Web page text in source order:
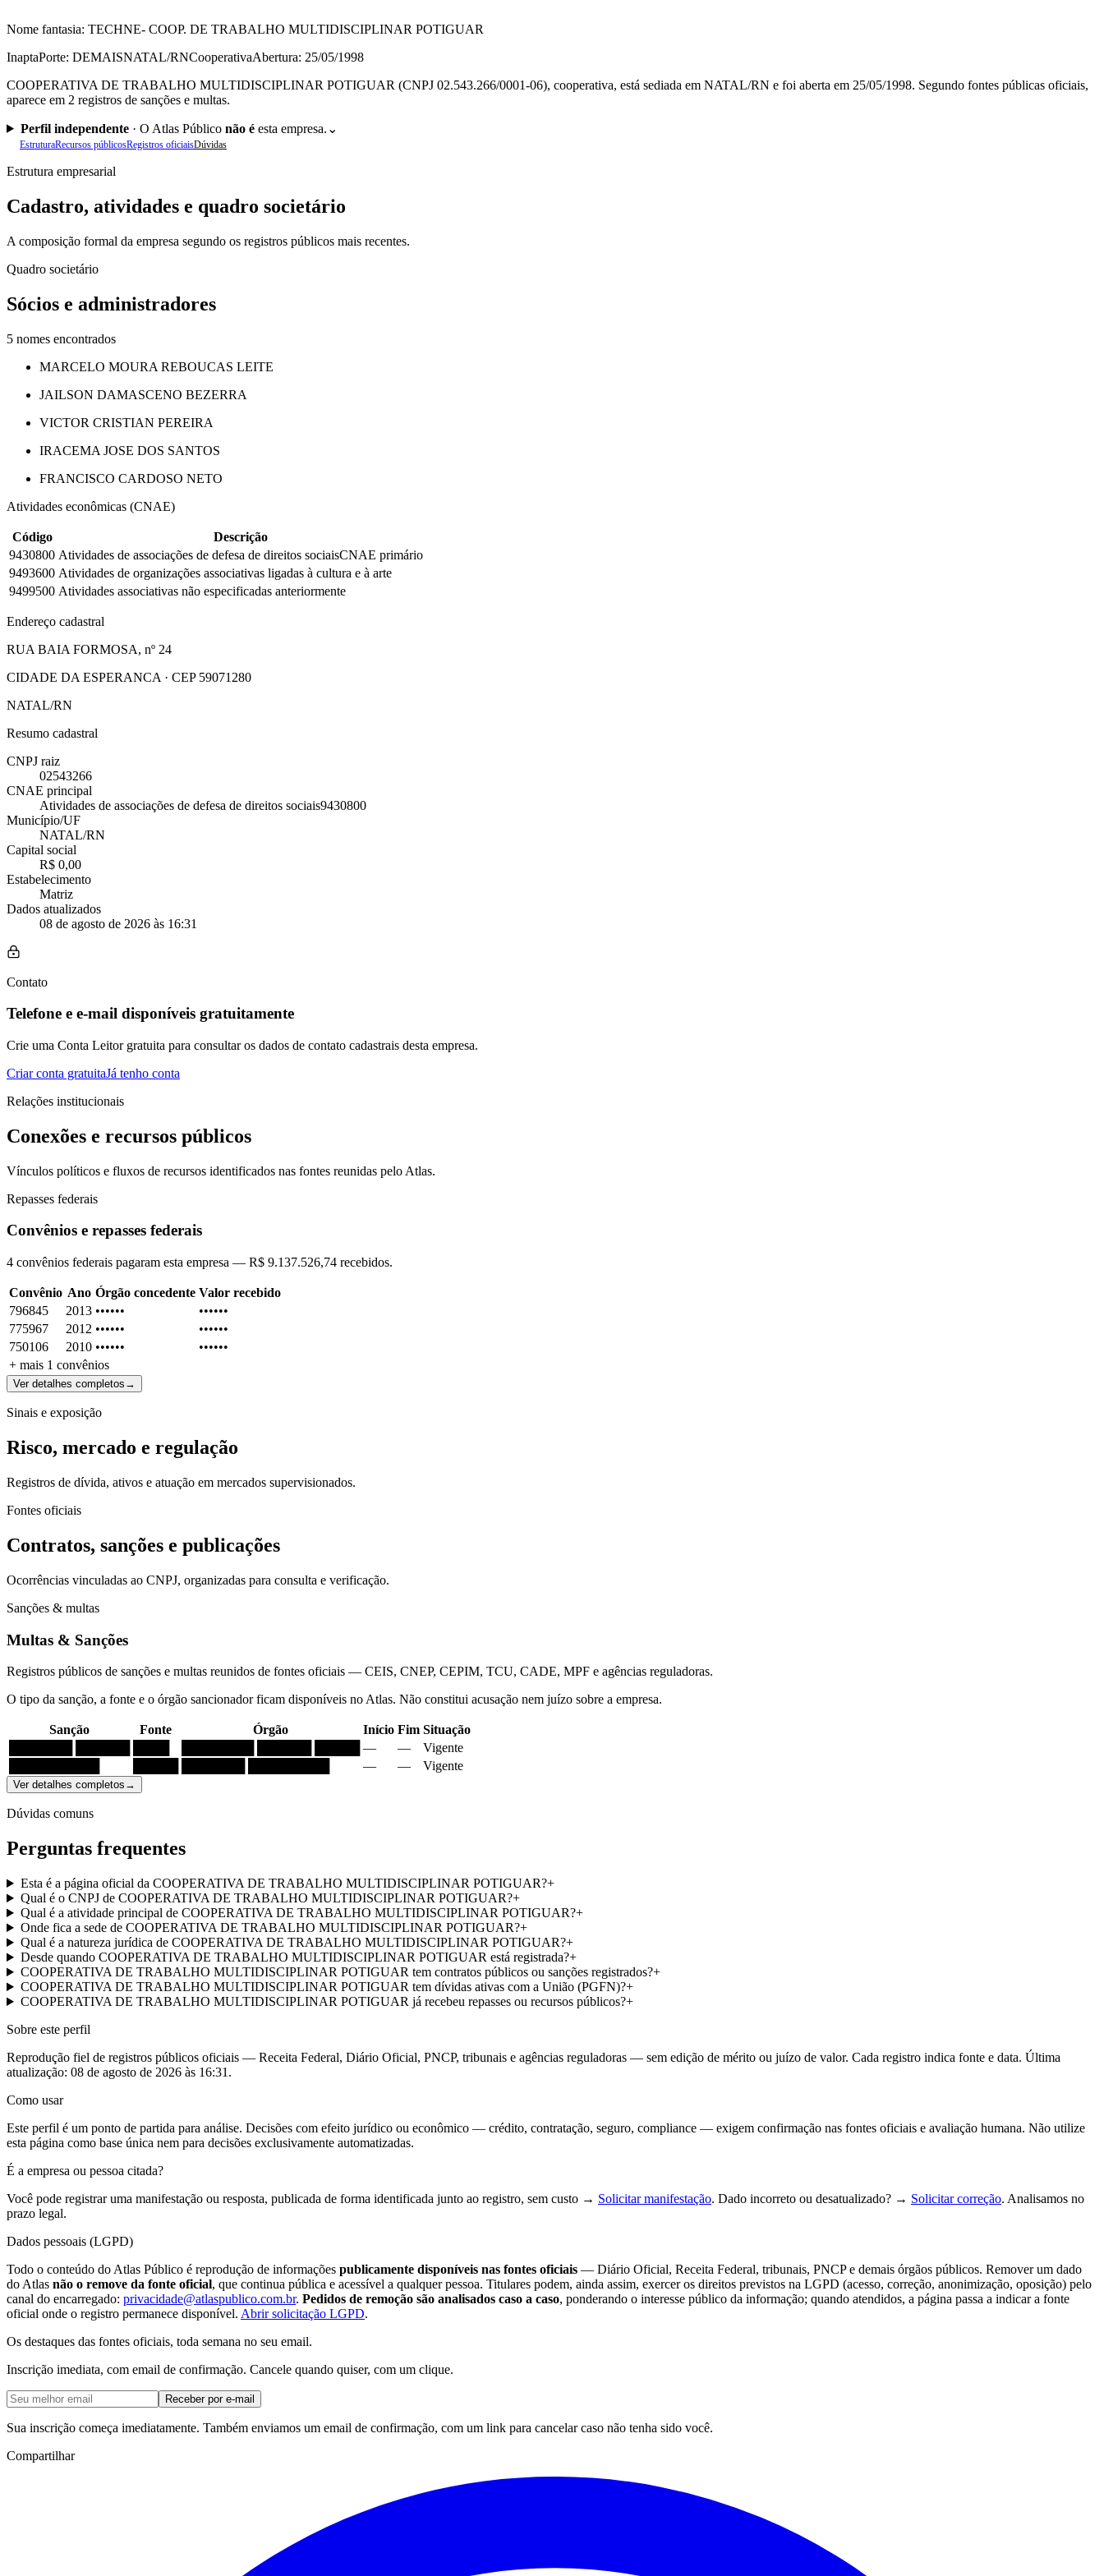
Nome fantasia: TECHNE- COOP. DE TRABALHO MULTIDISCIPLINAR POTIGUAR
InaptaPorte: DEMAISNATAL/RNCooperativaAbertura: 25/05/1998
COOPERATIVA DE TRABALHO MULTIDISCIPLINAR POTIGUAR (CNPJ 02.543.266/0001-06), cooperativa, está sediada em NATAL/RN e foi aberta em 25/05/1998. Segundo fontes públicas oficiais,
aparece em 2 registros de sanções e multas.
Perfil independente· O Atlas Público não éesta empresa. ⌄
EstruturaRecursos públicosRegistros oficiaisDúvidas
Estrutura empresarial
Cadastro, atividades e quadro societário
A composição formal da empresa segundo os registros públicos mais recentes.
Quadro societário
Sócios e administradores
5 nomes encontrados
MARCELO MOURA REBOUCAS LEITE
JAILSON DAMASCENO BEZERRA
VICTOR CRISTIAN PEREIRA
IRACEMA JOSE DOS SANTOS
FRANCISCO CARDOSO NETO
Atividades econômicas (CNAE)
Código
Descrição
9430800 Atividades de associações de defesa de direitos sociaisCNAE primário
9493600 Atividades de organizações associativas ligadas à cultura e à arte
9499500 Atividades associativas não especificadas anteriormente
Endereço cadastral
RUA BAIA FORMOSA, nº 24
CIDADE DA ESPERANCA · CEP 59071280
NATAL/RN
Resumo cadastral
CNPJ raiz
02543266
CNAE principal
Atividades de associações de defesa de direitos sociais9430800
Município/UF
NATAL/RN
Capital social
R$ 0,00
Estabelecimento
Matriz
Dados atualizados
08 de agosto de 2026 às 16:31
Contato
Telefone e e-mail disponíveis gratuitamente
Crie uma Conta Leitor gratuita para consultar os dados de contato cadastrais desta empresa.
Criar conta gratuitaJá tenho conta
Relações institucionais
Conexões e recursos públicos
Vínculos políticos e fluxos de recursos identificados nas fontes reunidas pelo Atlas.
Repasses federais
Convênios e repasses federais
4 convênios federais pagaram esta empresa — R$ 9.137.526,74 recebidos.
Convênio Ano Órgão concedente Valor recebido
796845
2013 ••••••
••••••
775967
2012 ••••••
••••••
750106
2010 ••••••
••••••
+ mais 1 convênios
Ver detalhes completos →
Sinais e exposição
Risco, mercado e regulação
Registros de dívida, ativos e atuação em mercados supervisionados.
Fontes oficiais
Contratos, sanções e publicações
Ocorrências vinculadas ao CNPJ, organizadas para consulta e verificação.
Sanções & multas
Multas & Sanções
Registros públicos de sanções e multas reunidos de fontes oficiais — CEIS, CNEP, CEPIM, TCU, CADE, MPF e agências reguladoras.
O tipo da sanção, a fonte e o órgão sancionador ficam disponíveis no Atlas. Não constitui acusação nem juízo sobre a empresa.
Sanção Fonte Órgão Início Fim Situação
— —
Vigente
— — Vigente
Ver detalhes completos →
Dúvidas comuns
Perguntas frequentes
Esta é a página oficial da COOPERATIVA DE TRABALHO MULTIDISCIPLINAR POTIGUAR?+
Qual é o CNPJ de COOPERATIVA DE TRABALHO MULTIDISCIPLINAR POTIGUAR?+
Qual é a atividade principal de COOPERATIVA DE TRABALHO MULTIDISCIPLINAR POTIGUAR?+
Onde fica a sede de COOPERATIVA DE TRABALHO MULTIDISCIPLINAR POTIGUAR?+
Qual é a natureza jurídica de COOPERATIVA DE TRABALHO MULTIDISCIPLINAR POTIGUAR?+
Desde quando COOPERATIVA DE TRABALHO MULTIDISCIPLINAR POTIGUAR está registrada?+
COOPERATIVA DE TRABALHO MULTIDISCIPLINAR POTIGUAR tem contratos públicos ou sanções registrados?+
COOPERATIVA DE TRABALHO MULTIDISCIPLINAR POTIGUAR tem dívidas ativas com a União (PGFN)?+
COOPERATIVA DE TRABALHO MULTIDISCIPLINAR POTIGUAR já recebeu repasses ou recursos públicos?+
Sobre este perfil
Reprodução fiel de registros públicos oficiais — Receita Federal, Diário Oficial, PNCP, tribunais e agências reguladoras — sem edição de mérito ou juízo de valor. Cada registro indica fonte e data. Última
atualização: 08 de agosto de 2026 às 16:31 .
Como usar
Este perfil é um ponto de partida para análise. Decisões com efeito jurídico ou econômico — crédito, contratação, seguro, compliance — exigem confirmação nas fontes oficiais e avaliação humana. Não utilize
esta página como base única nem para decisões exclusivamente automatizadas.
É a empresa ou pessoa citada?
Você pode registrar uma manifestação ou resposta, publicada de forma identificada junto ao registro, sem custo → Solicitar manifestação. Dado incorreto ou desatualizado? → Solicitar correção. Analisamos no
prazo legal.
Dados pessoais (LGPD)
Todo o conteúdo do Atlas Público é reprodução de informações publicamente disponíveis nas fontes oficiais — Diário Oficial, Receita Federal, tribunais, PNCP e demais órgãos públicos. Remover um dado
do Atlas não o remove da fonte oficial, que continua pública e acessível a qualquer pessoa. Titulares podem, ainda assim, exercer os direitos previstos na LGPD (acesso, correção, anonimização, oposição) pelo
canal do encarregado: privacidade@atlaspublico.com.br. Pedidos de remoção são analisados caso a caso, ponderando o interesse público da informação; quando atendidos, a página passa a indicar a fonte
oficial onde o registro permanece disponível. Abrir solicitação LGPD.
Os destaques das fontes oficiais, toda semana no seu email.
Inscrição imediata, com email de confirmação. Cancele quando quiser, com um clique.
Receber por e-mail
Sua inscrição começa imediatamente. Também enviamos um email de confirmação, com um link para cancelar caso não tenha sido você.
Compartilhar